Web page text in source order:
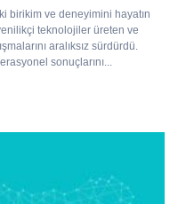
birikim ve deneyimini hayatın
teknolojiler üreten ve
aralıksız sürdürdü.
sonuçlarını...